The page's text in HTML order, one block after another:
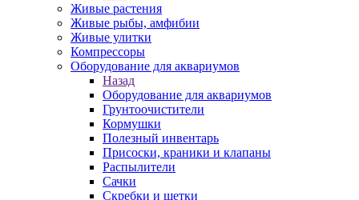
Живые растения
Живые рыбы, амфибии
Живые улитки
Компрессоры
Оборудование для аквариумов
Назад
Оборудование для аквариумов
Грунтоочистители
Кормушки
Полезный инвентарь
Присоски, краники и клапаны
Распылители
Сачки
Скребки и щетки